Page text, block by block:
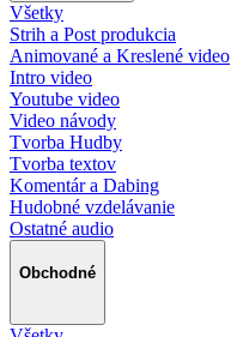
Všetky
Strih a Post produkcia
Animované a Kreslené video
Intro video
Youtube video
Video návody
Tvorba Hudby
Tvorba textov
Komentár a Dabing
Hudobné vzdelávanie
Ostatné audio
Obchodné